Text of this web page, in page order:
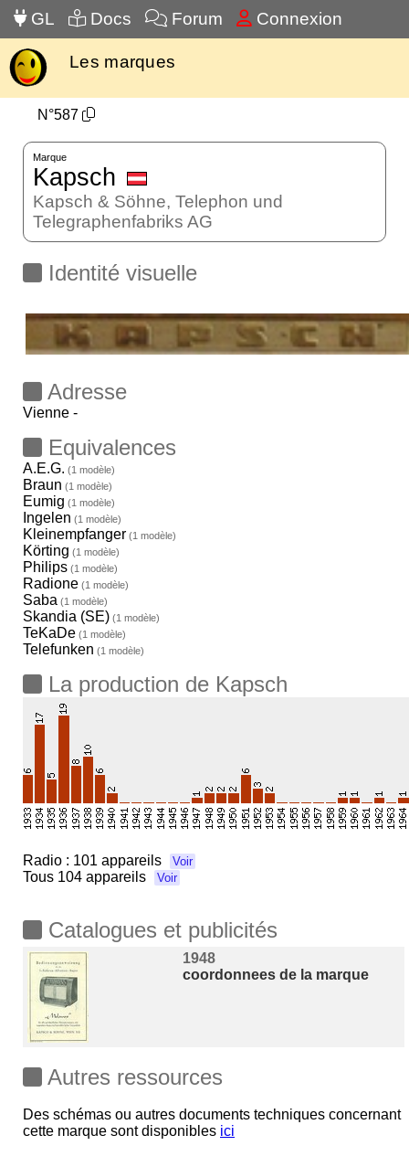
GL Docs Forum Connexion
Les marques
N°587
Marque
Kapsch
Kapsch & Söhne, Telephon und
Telegraphenfabriks AG
Identité visuelle
Adresse
Vienne -
Equivalences
A.E.G. (1 modèle)
Braun (1 modèle)
Eumig (1 modèle)
Ingelen (1 modèle)
Kleinempfanger (1 modèle)
Körting (1 modèle)
Philips (1 modèle)
Radione (1 modèle)
Saba (1 modèle)
Skandia (SE) (1 modèle)
TeKaDe (1 modèle)
Telefunken (1 modèle)
La production de Kapsch
Radio : 101 appareils Voir
Tous 104 appareils Voir
Catalogues et publicités
1948
coordonnees de la marque
Autres ressources
Des schémas ou autres documents techniques concernant
cette marque sont disponibles ici